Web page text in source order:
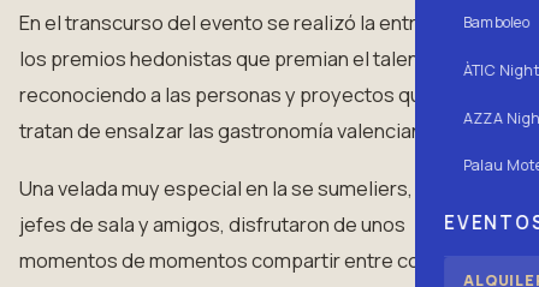
Bamboleo
ÀTIC
AZZA
Palau
En el transcurso del evento se realizó la entrega de
los premios hedonistas que premian el talento
reconociendo a las personas y proyectos que
tratan de ensalzar las gastronomía valenciana.
Una velada muy especial en la se sumeliers, chefs,
jefes de sala y amigos, disfrutaron de unos
momentos de momentos compartir entre colegas